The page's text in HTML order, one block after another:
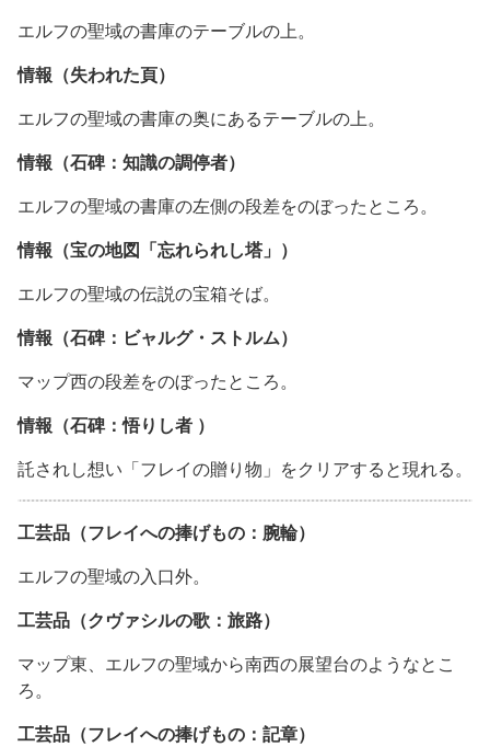
エルフの聖域の書庫のテーブルの上。
情報（失われた頁）
エルフの聖域の書庫の奥にあるテーブルの上。
情報（石碑：知識の調停者）
エルフの聖域の書庫の左側の段差をのぼったところ。
情報（宝の地図「忘れられし塔」）
エルフの聖域の伝説の宝箱そば。
情報（石碑：ビャルグ・ストルム）
マップ西の段差をのぼったところ。
情報（石碑：悟りし者 ）
託されし想い「フレイの贈り物」をクリアすると現れる。
工芸品（フレイへの捧げもの：腕輪）
エルフの聖域の入口外。
工芸品（クヴァシルの歌：旅路）
マップ東、エルフの聖域から南西の展望台のようなとこ
ろ。
工芸品（フレイへの捧げもの：記章）